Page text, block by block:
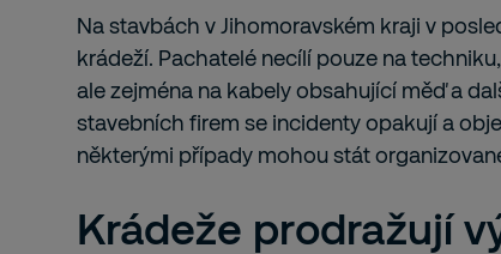
Na stavbách v Jihomoravském kraji v
krádeží. Pachatelé necílí pouze na
ale zejména na kabely obsahující měď a
stavebních firem se incidenty opakují a
některými případy mohou stát
Krádeže prodražují